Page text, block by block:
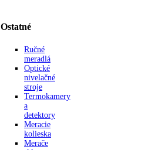
Ostatné
Ručné
meradlá
Optické
nivelačné
stroje
Termokamery
a
detektory
Meracie
kolieska
Merače